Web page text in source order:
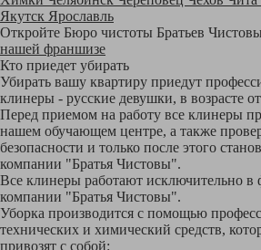
Якутск Ярославль
Откройте Бюро чистоты Братьев
нашей франшизе
Кто приедет убирать
Убирать вашу квартиру приедут
клинеры - русские девушки, в возрасте
Перед приемом на работу все клинеры
нашем обучающем центре, а также
безопасности и только после этого
компании "Братья Чистовы".
Все клинеры работают исключительно в
компании "Братья Чистовы".
Уборка производится с помощью
технических и химический средств,
привозят с собой: